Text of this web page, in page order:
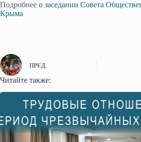
Подробнее о заседании Совета
Крыма
ПРЕД.
Читайте также: